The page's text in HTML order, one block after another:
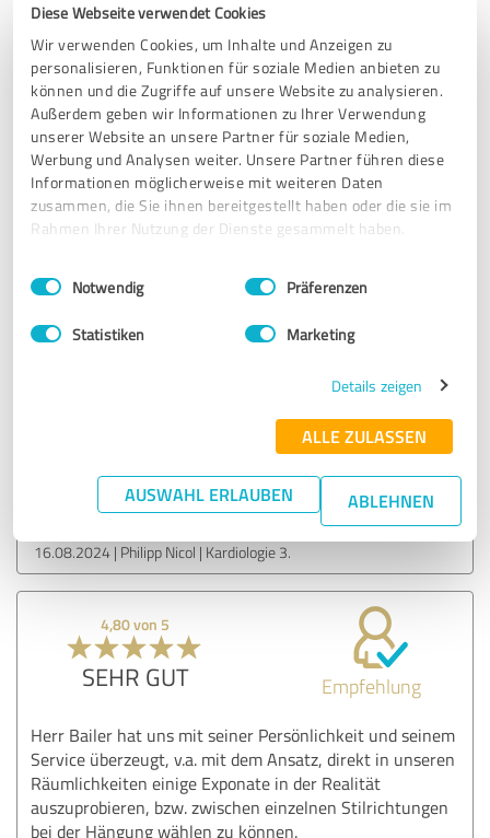
Diese Webseite verwendet Cookies
Wir verwenden Cookies, um Inhalte und Anzeigen zu
personalisieren, Funktionen für soziale Medien anbieten zu
können und die Zugriffe auf unsere Website zu analysieren.
Außerdem geben wir Informationen zu Ihrer Verwendung
unserer Website an unsere Partner für soziale Medien,
Werbung und Analysen weiter. Unsere Partner führen diese
Informationen möglicherweise mit weiteren Daten
zusammen, die Sie ihnen bereitgestellt haben oder die sie im
Rahmen Ihrer Nutzung der Dienste gesammelt haben.
Impressum Datenschutzbestimmungen
Einwilligungsauswahl
Notwendig Präferenzen
Statistiken Marketing
Details zeigen
ALLE ZULASSEN
AUSWAHL ERLAUBEN ABLEHNEN
Erfahrungsbericht & Bewertung zu:
Donat Bailer Kunst für Unternehmen
24.09.2024 Andreas Hackmann | Regus Management G.
5,00 von 5
SEHR GUT
“Super Konzept, tolles Team! Herr Bailer war selber
mehrfach vor Ort mit verschiedenen Bildern und hat bei
der Auswahl mit seiner sympathischen Art sehr geholfen…
Erfahrungsbericht & Bewertung zu:
Donat Bailer Kunst für Unternehmen
16.08.2024 Philipp Nicol | Kardiologie 3.
4,80 von 5
SEHR GUT Empfehlung
Herr Bailer hat uns mit seiner Persönlichkeit und seinem
Service überzeugt, v.a. mit dem Ansatz, direkt in unseren
Räumlichkeiten einige Exponate in der Realität
auszuprobieren, bzw. zwischen einzelnen Stilrichtungen
bei der Hängung wählen zu können.